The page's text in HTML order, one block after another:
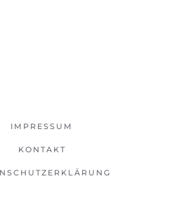
IMPRESSUM
KONTAKT